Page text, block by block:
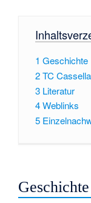
1 Geschichte
2TC Cassella
3 Literatur
4Weblinks
5
Geschichte